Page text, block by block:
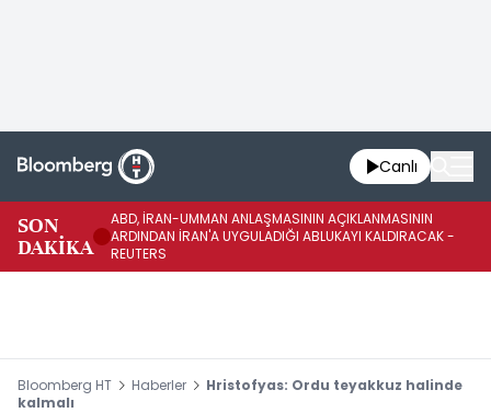
Canlı
SON
DAKİKA
ABD, İRAN-UMMAN ANLAŞMASININ AÇIKLANMASININ
ARDINDAN İRAN'A UYGULADIĞI ABLUKAYI KALDIRACAK -
REUTERS
Bloomberg HT Haberler
Hristofyas: Ordu teyakkuz halinde
kalmalı